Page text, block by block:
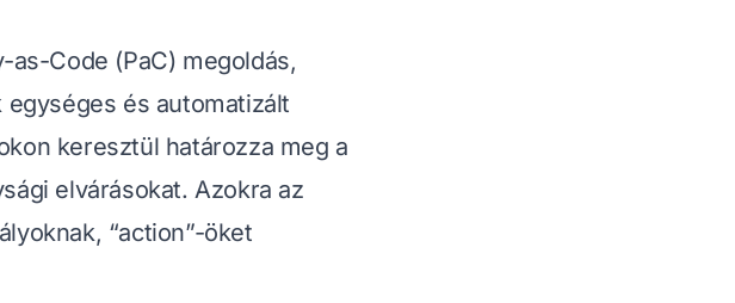
Code (PaC) megoldás,
és automatizált
keresztül határozza meg a
elvárásokat. Azokra az
“action”-öket